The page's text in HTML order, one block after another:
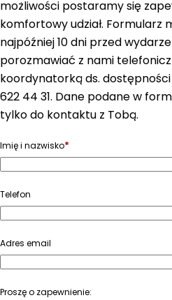
możliwości postaramy się
komfortowy udział. Formularz
najpóźniej 10 dni przed
porozmawiać z nami
koordynatorką ds.
622 44 31. Dane podane w
tylko do kontaktu z Tobą.
Imię i nazwisko*
Telefon
Adres email
Proszę o zapewnienie: